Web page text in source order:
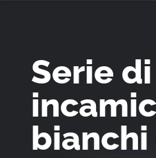
Serie
bianchi